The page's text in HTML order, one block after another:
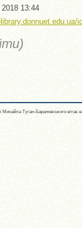
13:44
Туган-Барановського вітає